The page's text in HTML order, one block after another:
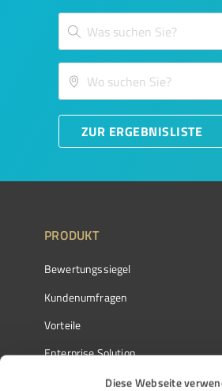
Diese Webseite
ZUR ERGEBNISLISTE
PRODUKT
Bewertungssiegel
Kundenumfragen
Vorteile
Enterprise Solution
Partnerprogramm